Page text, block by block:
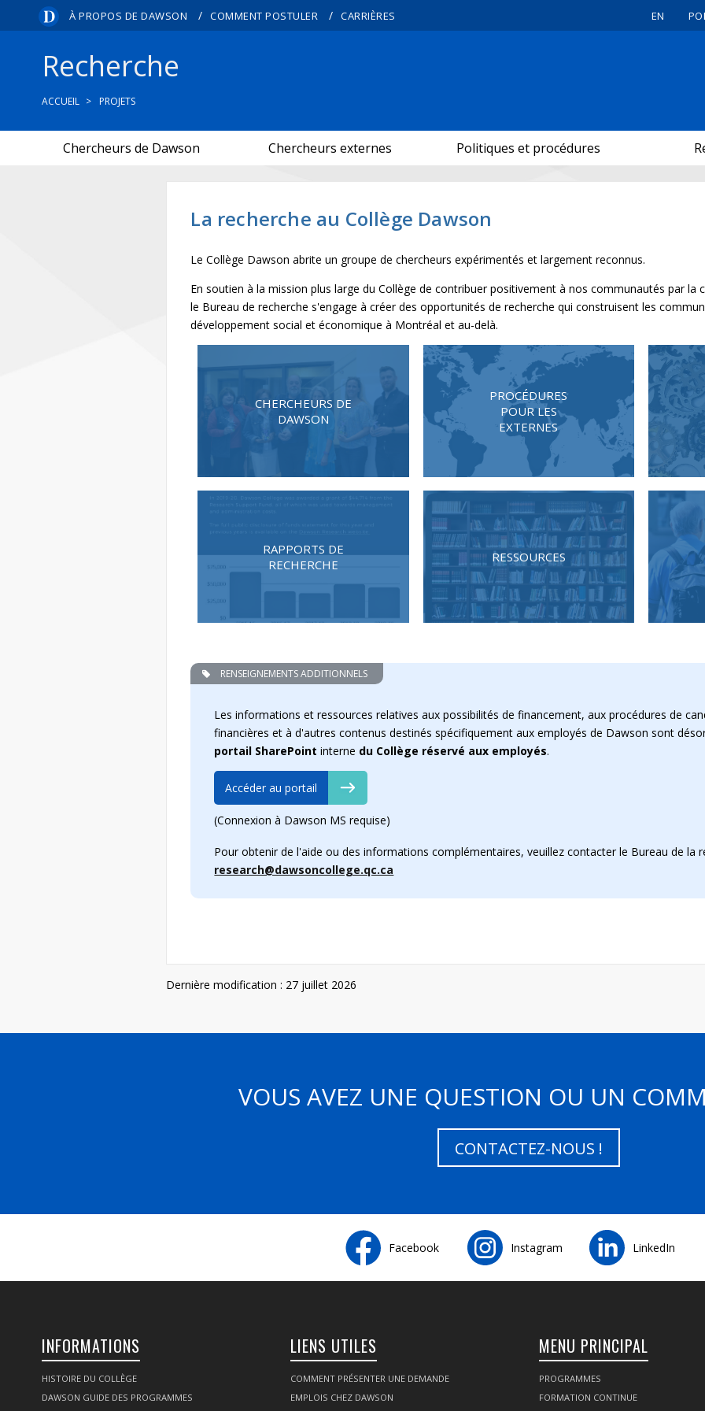
À PROPOS DE DAWSON / COMMENT POSTULER / CARRIÈRES EN
Recherche
ACCUEIL PROJETS
Chercheurs de Dawson Chercheurs externes Politiques et procédures
La recherche au Collège Dawson
Le Collège Dawson abrite un groupe de chercheurs expérimentés et largement reconnus.
En soutien à la mission plus large du Collège de contribuer positivement à nos communautés par la
le Bureau de recherche s'engage à créer des opportunités de recherche qui construisent les
développement social et économique à Montréal et au-delà.
CHERCHEURS DE
DAWSON
PROCÉDURES
POUR LES
EXTERNES
RAPPORTS DE
RECHERCHE
RESSOURCES
RENSEIGNEMENTS ADDITIONNELS
Les informations et ressources relatives aux possibilités de financement, aux procédures de
financières et à d'autres contenus destinés spécifiquement aux employés de Dawson sont
portail SharePoint interne du Collège réservé aux employés.
Accéder au portail
(Connexion à Dawson MS requise)
Pour obtenir de l'aide ou des informations complémentaires, veuillez contacter le Bureau de la
research@dawsoncollege.qc.ca
Dernière modification : 27 juillet 2026
VOUS AVEZ UNE QUESTION OU UN
CONTACTEZ-NOUS !
Facebook Instagram LinkedIn
INFORMATIONS
HISTOIRE DU COLLÈGE
DAWSON GUIDE DES PROGRAMMES
LIENS UTILES
COMMENT PRÉSENTER UNE DEMANDE
EMPLOIS CHEZ DAWSON
MENU PRINCIPAL
PROGRAMMES
FORMATION CONTINUE